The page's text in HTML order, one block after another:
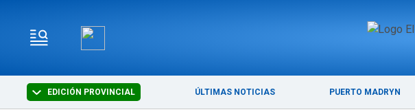
EDICIÓN PROVINCIAL ÚLTIMAS NOTICIAS PUERTO MADRYN